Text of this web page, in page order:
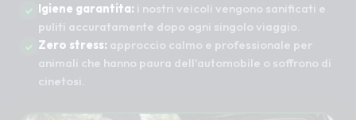
Igiene garantita: i nostri veicoli vengono sanificati e
puliti accuratamente dopo ogni singolo viaggio.
Zero stress: approccio calmo e professionale per
animali che hanno paura dell'automobile o soffrono di
cinetosi.